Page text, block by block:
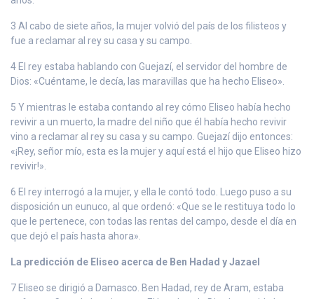
3 Al cabo de siete años, la mujer volvió del país de los filisteos y
fue a reclamar al rey su casa y su campo.
4 El rey estaba hablando con Guejazí, el servidor del hombre de
Dios: «Cuéntame, le decía, las maravillas que ha hecho Eliseo».
5 Y mientras le estaba contando al rey cómo Eliseo había hecho
revivir a un muerto, la madre del niño que él había hecho revivir
vino a reclamar al rey su casa y su campo. Guejazí dijo entonces:
«¡Rey, señor mío, esta es la mujer y aquí está el hijo que Eliseo hizo
revivir!».
6 El rey interrogó a la mujer, y ella le contó todo. Luego puso a su
disposición un eunuco, al que ordenó: «Que se le restituya todo lo
que le pertenece, con todas las rentas del campo, desde el día en
que dejó el país hasta ahora».
La predicción de Eliseo acerca de Ben Hadad y Jazael
7 Eliseo se dirigió a Damasco. Ben Hadad, rey de Aram, estaba